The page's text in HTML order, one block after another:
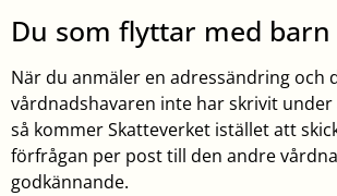
Du som flyttar med barn
När du anmäler en adressändring och
vårdnadshavaren inte har skrivit
så kommer Skatteverket istället att
förfrågan per post till den andre
godkännande.